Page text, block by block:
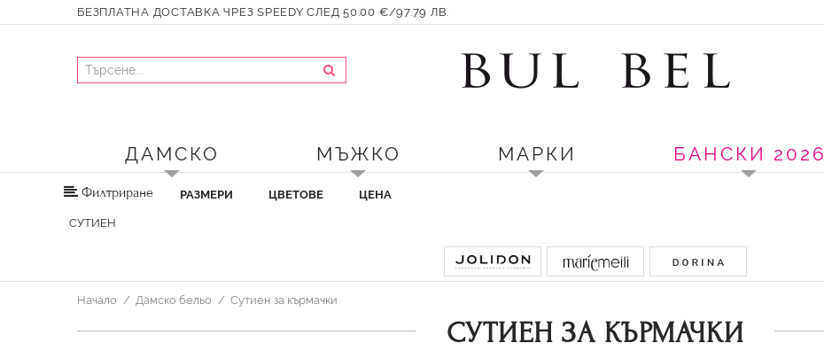
БЕЗПЛАТНА ДОСТАВКА ЧРЕЗ SPEEDY СЛЕД 50.00 €/97.79 ЛВ.
ДАМСКО МЪЖКО МАРКИ БАНСКИ 2026
Филтриране РАЗМЕРИ ЦВЕТОВЕ ЦЕНА
СУТИЕН
Начало Дамско бельо Сутиен за кърмачки
СУТИЕН ЗА КЪРМАЧКИ